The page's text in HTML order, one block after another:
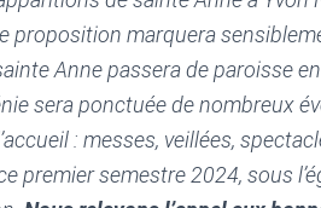
proposition marquera
Anne passera de paroisse
sera ponctuée de nombreux
: messes, veillées,
premier semestre 2024, sous